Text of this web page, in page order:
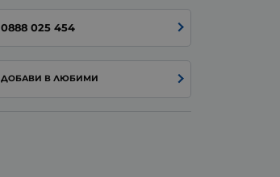
0888 025 454
ДОБАВИ В ЛЮБИМИ